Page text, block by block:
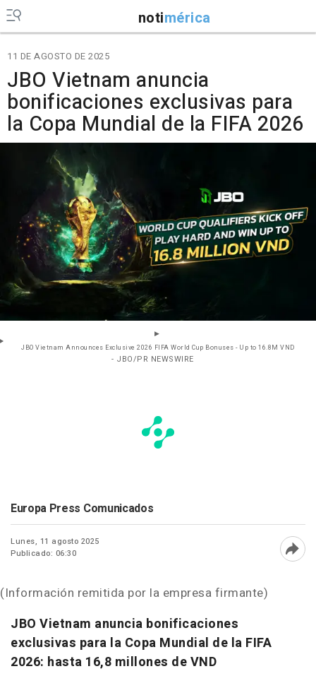
notimérica
11 DE AGOSTO DE 2025
JBO Vietnam anuncia
bonificaciones exclusivas para
la Copa Mundial de la FIFA 2026
JBO Vietnam Announces Exclusive 2026 FIFA World Cup Bonuses - Up to 16.8M VND
- JBO/PR NEWSWIRE
Europa Press Comunicados
Lunes, 11 agosto 2025
Publicado: 06:30
(Información remitida por la empresa firmante)
JBO Vietnam anuncia bonificaciones
exclusivas para la Copa Mundial de la FIFA
2026: hasta 16,8 millones de VND